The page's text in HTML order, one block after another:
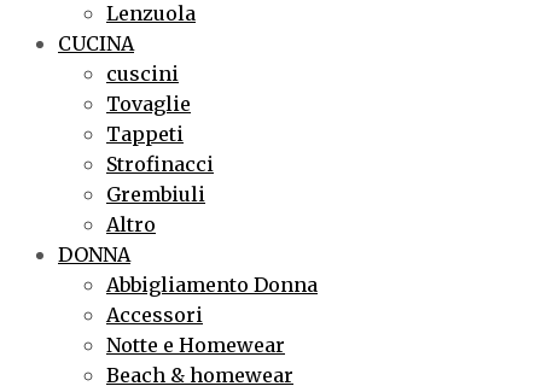
Lenzuola
CUCINA
cuscini
Tovaglie
Tappeti
Strofinacci
Grembiuli
Altro
DONNA
Abbigliamento Donna
Accessori
Notte e Homewear
Beach & homewear